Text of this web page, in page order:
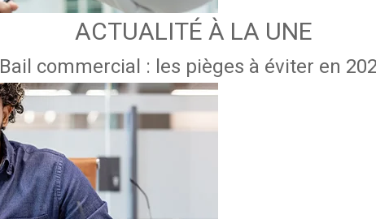
ACTUALITÉ À LA UNE
Bail commercial : les pièges à éviter en